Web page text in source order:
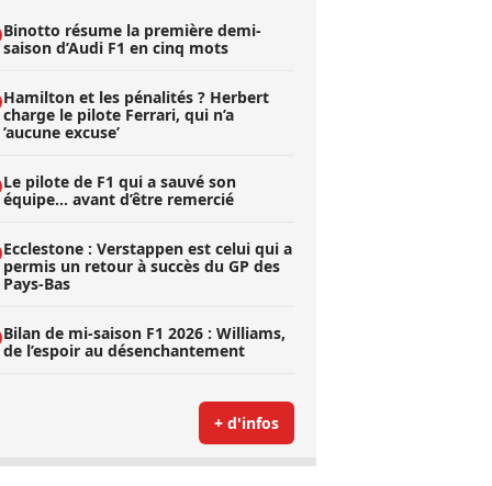
Binotto résume la première demi-
saison d’Audi F1 en cinq mots
Hamilton et les pénalités ? Herbert
charge le pilote Ferrari, qui n’a
’aucune excuse’
Le pilote de F1 qui a sauvé son
équipe… avant d’être remercié
Ecclestone : Verstappen est celui qui a
permis un retour à succès du GP des
Pays-Bas
Bilan de mi-saison F1 2026 : Williams,
de l’espoir au désenchantement
+ d'infos